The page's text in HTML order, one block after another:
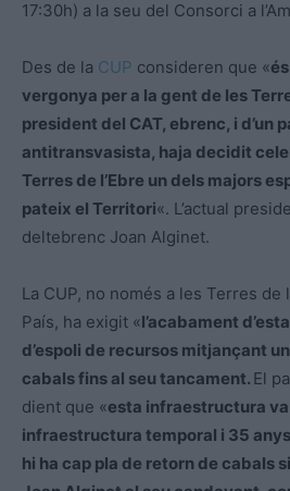
17:30h) a la seu del Consorci a
Des de la CUP consideren que «
vergonya per a la gent de les
president del CAT, ebrenc, i d’un
antitransvasista, haja decidit
Terres de l’Ebre un dels majors
pateix el Territori«. L’actual
deltebrenc Joan Alginet.
La CUP, no només a les Terres de
País, ha exigit «l’acabament
d’espoli de recursos mitjançant
cabals fins al seu tancament. El
dient que «esta infraestructura
infraestructura temporal i 35
hi ha cap pla de retorn de cabals